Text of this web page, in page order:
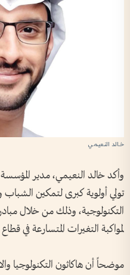
خالد النعيمي
وأكد خالد النعيمي، مدير
تولي أولوية كبرى لتمكين الشباب
التكنولوجية، وذلك من خلال
لمواكبة التغيرات المتسارعة في